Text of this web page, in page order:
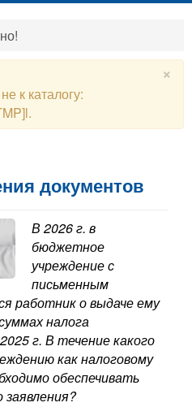
×
к каталогу:
документов
В 2026 г. в
бюджетное
учреждение с
письменным
работник о выдаче ему
налога
г. В течение какого
как налоговому
обеспечивать
заявления?